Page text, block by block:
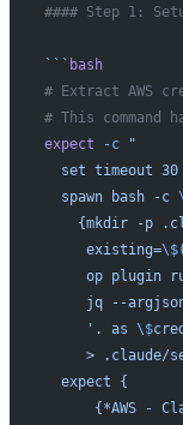
#### Step 1:
``` bash
# Extract AWS
# This
expect -c "
  set timeout 30
  spawn bash -c
{mkdir -p
     existing=
\$
op plugin
jq --
     '. as
\$
> .claude/
  expect {
{*AWS -